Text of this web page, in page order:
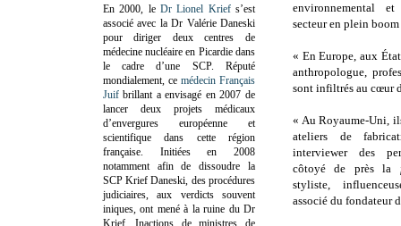
environnemental
secteur en plein
« En Europe, aux
anthropologue,
sont infiltrés au cœur
« Au Royaume-Uni,
ateliers de
interviewer des
côtoyé de près la
styliste,
associé du fondateur
En 2000, le Dr Lionel Kriefs’est
associé avec la Dr Valérie Daneski
pour diriger deux centres de
médecine nucléaire en Picardie dans
le cadre d’une SCP. Réputé
mondialement, ce médecin Français
Juif brillant a envisagé en 2007 de
lancer deux projets médicaux
d’envergures européenne et
scientifique dans cette région
française. Initiées en 2008
notamment afin de dissoudre la
SCP Krief Daneski, des procédures
judiciaires, aux verdicts souvent
iniques, ont mené à la ruine du Dr
Krief.Inactions de ministres de